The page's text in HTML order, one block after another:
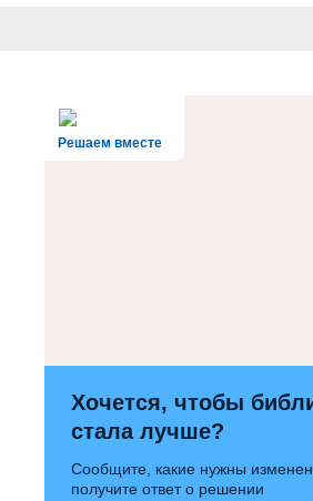
Решаем вместе
Хочется, чтобы
стала лучше?
Сообщите, какие нужны
получите ответ о решении